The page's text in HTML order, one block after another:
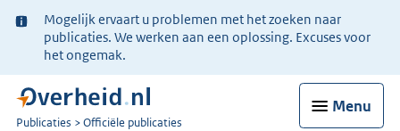
Ter
informatie:
Mogelijk ervaart u problemen met het zoeken naar
publicaties. We werken aan een oplossing. Excuses voor
het ongemak.
Menu
U
Publicaties Officiële publicaties